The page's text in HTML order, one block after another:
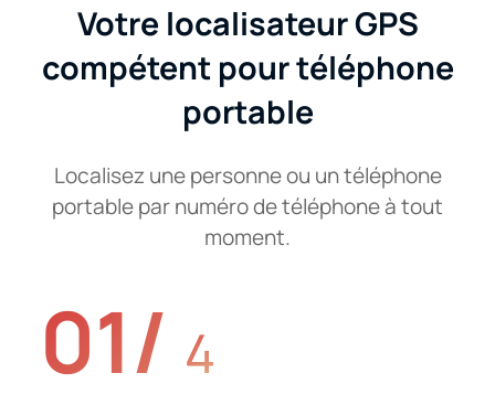
Votre localisateur GPS
compétent pour téléphone
portable
Localisez une personne ou un téléphone
portable par numéro de téléphone à tout
moment.
01/ 4